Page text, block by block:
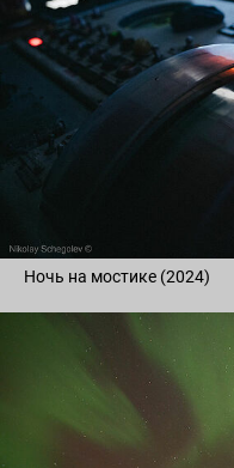
Ночь на мостике (2024)